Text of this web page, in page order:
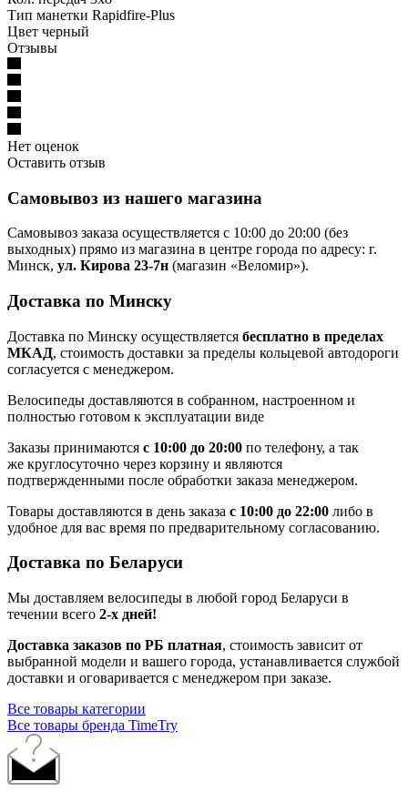
Тип манетки Rapidfire-Plus
Цвет черный
Отзывы
Нет оценок
Оставить отзыв
Самовывоз из нашего магазина
Самовывоз заказа осуществляется с 10:00 до 20:00 (без
выходных) прямо из магазина в центре города по адресу: г.
Минск, ул. Кирова 23-7н (магазин «Веломир»).
Доставка по Минску
Доставка по Минску осуществляется бесплатно в пределах
МКАД, стоимость доставки за пределы кольцевой автодороги
согласуется с менеджером.
Велосипеды доставляются в собранном, настроенном и
полностью готовом к эксплуатации виде
Заказы принимаются с 10:00 до 20:00 по телефону, а так
же круглосуточно через корзину и являются
подтвержденными после обработки заказа менеджером.
Товары доставляются в день заказа с 10:00 до 22:00 либо в
удобное для вас время по предварительному согласованию.
Доставка по Беларуси
Мы доставляем велосипеды в любой город Беларуси в
течении всего 2-х дней!
Доставка заказов по РБ платная, стоимость зависит от
выбранной модели и вашего города, устанавливается службой
доставки и оговаривается с менеджером при заказе.
Все товары категории
Все товары бренда TimeTry